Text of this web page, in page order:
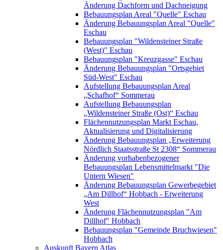
Änderung Dachform und Dachneigung
Bebauungsplan Areal "Quelle" Eschau
Änderung Bebauungsplan Areal "Quelle"
Eschau
Bebauungsplan "Wildensteiner Straße
(West)" Eschau
Bebauungsplan "Kreuzgasse" Eschau
Änderung Bebauungsplan "Ortsgebiet
Süd-West" Eschau
Aufstellung Bebauungsplan Areal
„Schafhof“ Sommerau
Aufstellung Bebauungsplan
„Wildensteiner Straße (Ost)“ Eschau
Flächennutzungsplan Markt Eschau,
Aktualisierung und Digitalisierung
Änderung Bebauungsplan „Erweiterung
Nördlich Staatsstraße St 2308“ Sommerau
Änderung vorhabenbezogener
Bebauungsplan Lebensmittelmarkt "Die
Untern Wiesen"
Änderung Bebauungsplan Gewerbegebiet
„Am Dillhof“ Hobbach - Erweiterung
West
Änderung Flächennutzungsplan "Am
Dillhof" Hobbach
Bebauungsplan "Gemeinde Bruchwiesen"
Hobbach
Auskunft Bayern Atlas